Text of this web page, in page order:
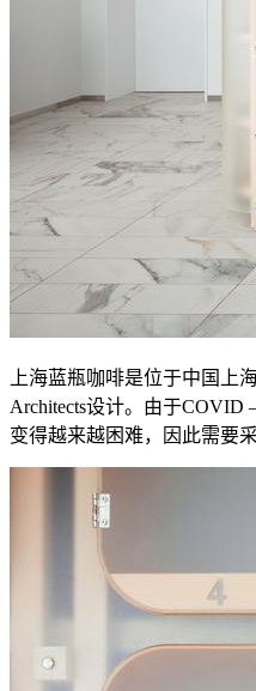
上海蓝瓶咖啡是位于中国上
Architects设计。由于COVID
变得越来越困难，因此需要